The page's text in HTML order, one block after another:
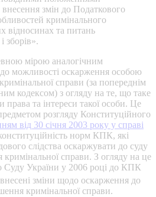
змін до Податкового
кримінального
відносинах та питань
зборів».
мірою аналогічним
можливості оскарження особою
справи (за попереднім
кодексом) з огляду на те, що таке
та інтереси такої особи. Це
розгляду Конституційного
від 30 січня 2003 року у справі
норм КПК, які
слідства оскаржувати до суду
справи. З огляду на це
Суду України у 2006 році до КПК
зміни щодо оскарження до
кримінальної справи.